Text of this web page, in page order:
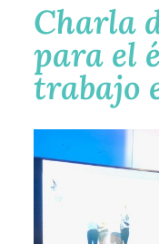
Charla
para el
trabajo